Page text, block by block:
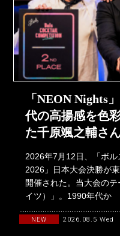
「NEON
代の高揚感を色
た千原颯之輔さ
2026年7月12日、「ボ
2026」日本大会決勝が
開催された。当大会の
イツ）」。1990年代か
NEW 2026.08.5 Wed